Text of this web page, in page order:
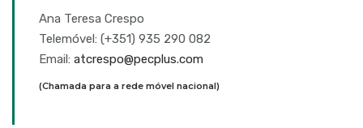
Ana Teresa Crespo
Telemóvel: (+351) 935 290 082
Email: atcrespo@pecplus.com
(Chamada para a rede móvel nacional)